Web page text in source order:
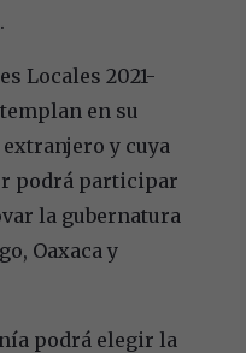
Locales 2021-
en su
y cuya
podrá participar
la gubernatura
Oaxaca y
podrá elegir la